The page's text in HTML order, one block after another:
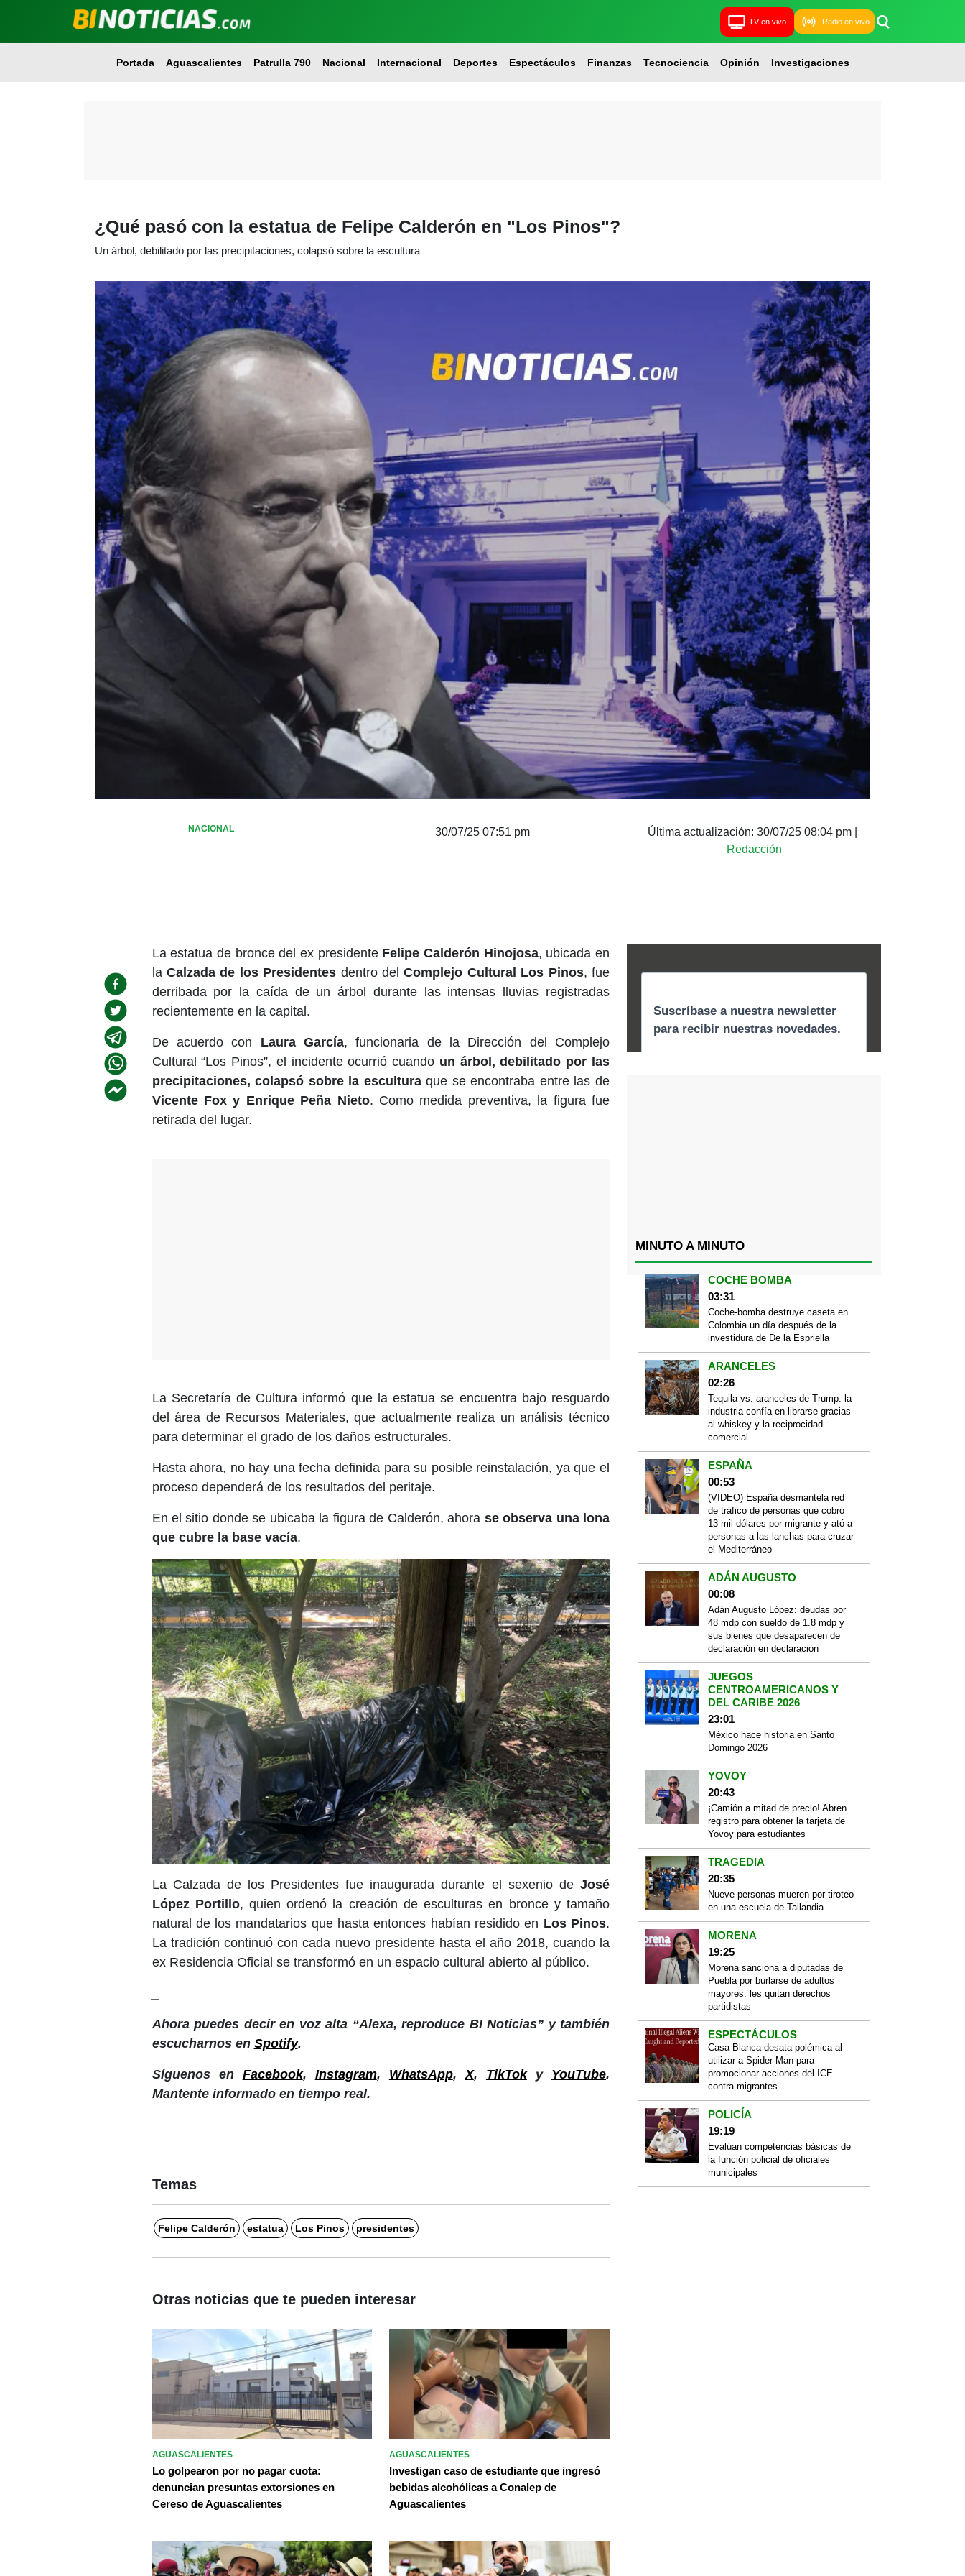
TV en vivo Radio en vivo
Portada Aguascalientes Patrulla 790 Nacional Internacional Deportes Espectáculos Finanzas Tecnociencia Opinión Investigaciones
¿Qué pasó con la estatua de Felipe Calderón en "Los Pinos"?
Un árbol, debilitado por las precipitaciones, colapsó sobre la escultura
NACIONAL 30/07/25 07:51 pm Última actualización: 30/07/25 08:04 pm
Redacción
La estatua de bronce del ex presidente Felipe Calderón Hinojosa, ubicada en
la Calzada de los Presidentes dentro delComplejo Cultural Los Pinos, fue
derribada por la caída de un árbol durante las intensas lluvias registradas
recientemente en la capital.
De acuerdo con Laura García, funcionaria de la Dirección del Complejo
Cultural “Los Pinos”, el incidente ocurrió cuando un árbol, debilitado por las
precipitaciones, colapsó sobre la esculturaque se encontraba entre las de
Vicente Fox y Enrique Peña Nieto. Como medida preventiva, la figura fue
retirada del lugar.
La Secretaría de Cultura informó que la estatua se encuentra bajo resguardo
del área de Recursos Materiales, que actualmente realiza un análisis técnico
para determinar el grado de los daños estructurales.
Hasta ahora, no hay una fecha definida para su posible reinstalación, ya que el
proceso dependerá de los resultados del peritaje.
En el sitio donde se ubicaba la figura de Calderón, ahora se observa una lona
que cubre la base vacía.
La Calzada de los Presidentes fue inaugurada durante el sexenio de José
López Portillo, quien ordenó la creación de esculturas en bronce y tamaño
natural de los mandatarios que hasta entonces habían residido en Los Pinos.
La tradición continuó con cada nuevo presidente hasta el año 2018, cuando la
ex Residencia Oficial se transformó en un espacio cultural abierto al público.
Ahora puedes decir en voz alta “Alexa, reproduce BI Noticias” y también
escucharnos en Spotify.
Síguenos en Facebook, Instagram, WhatsApp,X, TikToky YouTube.
Mantente informado en tiempo real.
Temas
Felipe Calderón estatua Los Pinos presidentes
MINUTO A MINUTO
COCHE BOMBA
03:31
Coche-bomba destruye caseta en
Colombia un día después de la
investidura de De la Espriella
ARANCELES
02:26
Tequila vs. aranceles de Trump: la
industria confía en librarse gracias
al whiskey y la reciprocidad
comercial
ESPAÑA
00:53
(VIDEO) España desmantela red
de tráfico de personas que cobró
13 mil dólares por migrante y ató a
personas a las lanchas para cruzar
el Mediterráneo
ADÁN AUGUSTO
00:08
Adán Augusto López: deudas por
48 mdp con sueldo de 1.8 mdp y
sus bienes que desaparecen de
declaración en declaración
JUEGOS
CENTROAMERICANOS Y
DEL CARIBE 2026
23:01
México hace historia en Santo
Domingo 2026
YOVOY
20:43
¡Camión a mitad de precio! Abren
registro para obtener la tarjeta de
Yovoy para estudiantes
TRAGEDIA
20:35
Nueve personas mueren por tiroteo
en una escuela de Tailandia
MORENA
19:25
Morena sanciona a diputadas de
Puebla por burlarse de adultos
mayores: les quitan derechos
partidistas
ESPECTÁCULOS
Casa Blanca desata polémica al
utilizar a Spider-Man para
promocionar acciones del ICE
contra migrantes
POLICÍA
19:19
Evalúan competencias básicas de
la función policial de oficiales
municipales
Otras noticias que te pueden interesar
AGUASCALIENTES
Lo golpearon por no pagar cuota:
denuncian presuntas extorsiones en
Cereso de Aguascalientes
AGUASCALIENTES
Investigan caso de estudiante que ingresó
bebidas alcohólicas a Conalep de
Aguascalientes